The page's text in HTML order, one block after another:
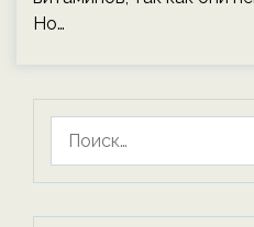
Но…